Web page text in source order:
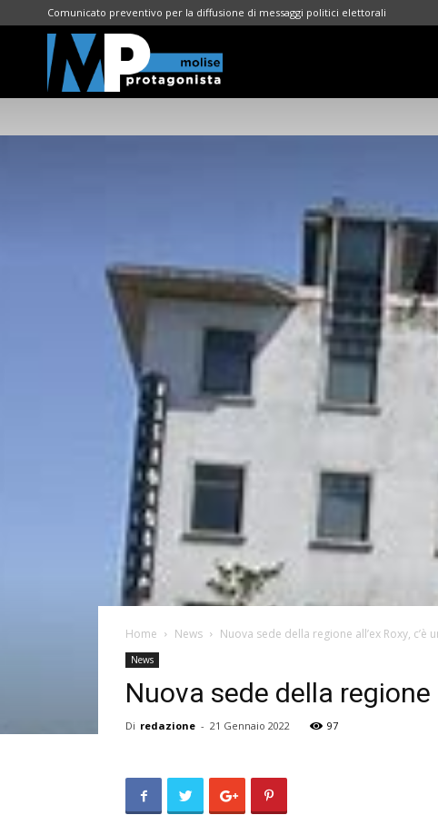
Comunicato preventivo per la diffusione di messaggi politici elettorali
Protagonista
Home News Nuova sede della regione all’ex Roxy,
News
Nuova sede della regione
Di redazione - 21 Gennaio 2022 97